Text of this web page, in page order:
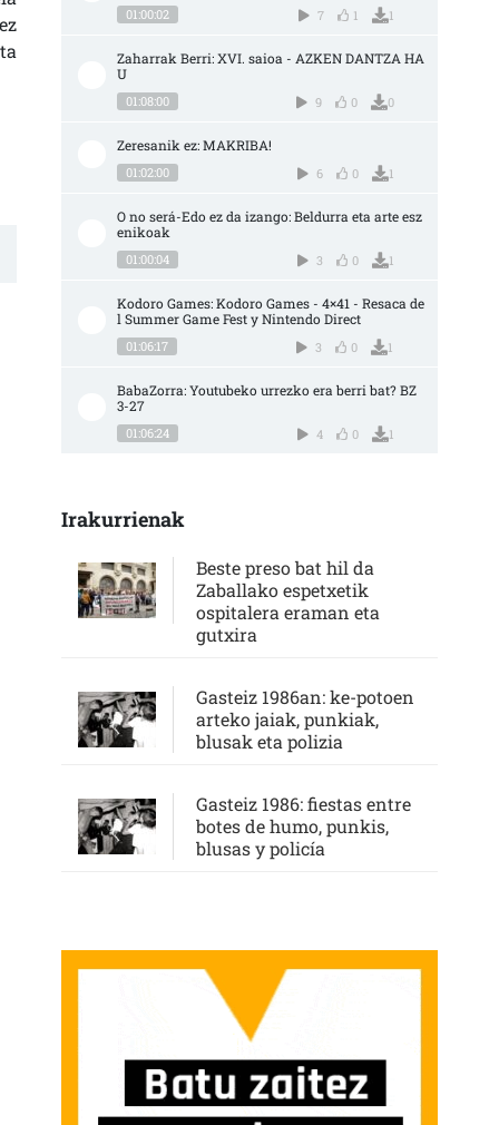
01:00:02 7 1 1
Zaharrak Berri: XVI. saioa - AZKEN DANTZA HA
U
01:08:00 9 0 0
Zeresanik ez: MAKRIBA!
01:02:00 6 0 1
O no será-Edo ez da izango: Beldurra eta arte esz
enikoak
01:00:04 3 0 1
Kodoro Games: Kodoro Games - 4×41 - Resaca de
l Summer Game Fest y Nintendo Direct
01:06:17 3 0 1
BabaZorra: Youtubeko urrezko era berri bat? BZ
3-27
01:06:24 4 0 1
Irakurrienak
Beste preso bat hil da
Zaballako espetxetik
ospitalera eraman eta
gutxira
Gasteiz 1986an: ke-potoen
arteko jaiak, punkiak,
blusak eta polizia
Gasteiz 1986: fiestas entre
botes de humo, punkis,
blusas y policía